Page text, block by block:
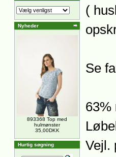
Nyheder
893368 Top med
hulmønster
35,00DKK
Hurtig søgning
(
Se
63%
Vejl.